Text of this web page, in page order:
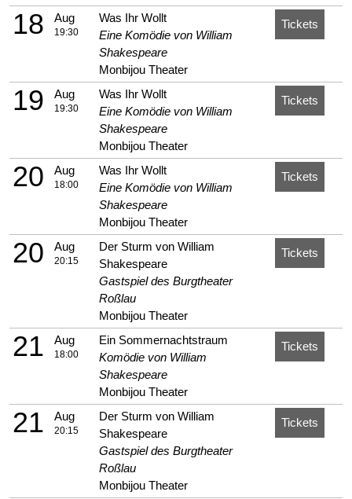
18 Aug
19:30
Tickets
Was Ihr Wollt
Eine Komödie von William
Shakespeare
Monbijou Theater
19 Aug
19:30
Tickets
Was Ihr Wollt
Eine Komödie von William
Shakespeare
Monbijou Theater
20 Aug
18:00
Tickets
Was Ihr Wollt
Eine Komödie von William
Shakespeare
Monbijou Theater
20 Aug
20:15
Tickets
Der Sturm von William
Shakespeare
Gastspiel des Burgtheater
Roßlau
Monbijou Theater
21 Aug
18:00
Tickets
Ein Sommernachtstraum
Komödie von William
Shakespeare
Monbijou Theater
21 Aug
20:15
Tickets
Der Sturm von William
Shakespeare
Gastspiel des Burgtheater
Roßlau
Monbijou Theater